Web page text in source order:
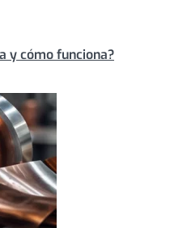
y cómo funciona?